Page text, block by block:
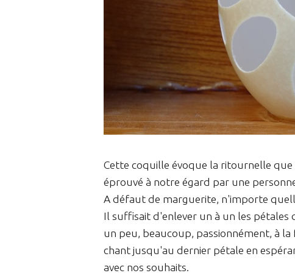
Cette coquille évoque la ritournelle
éprouvé à notre égard par une
A défaut de marguerite, n'importe
Il suffisait d'enlever un à un les pétales
un peu, beaucoup, passionnément, à
chant jusqu'au dernier pétale en
avec nos souhaits.